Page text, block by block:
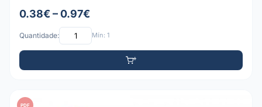
0.38€ – 0.97€
Quantidade: Mín: 1
PDF